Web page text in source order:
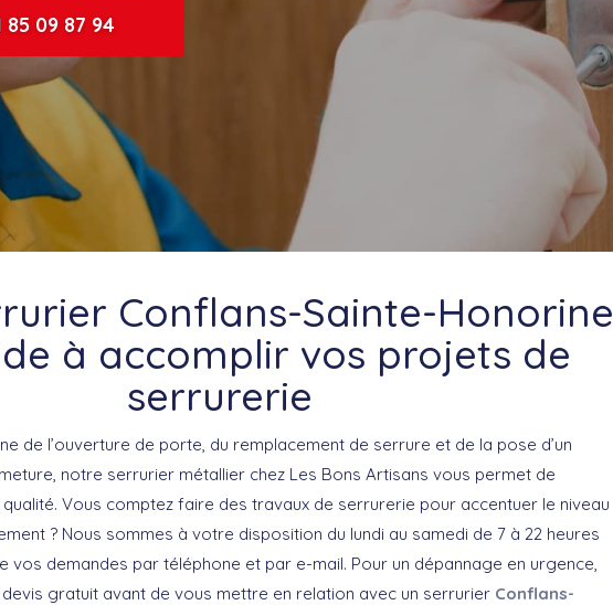
85 09 87 94
Conflans-Sainte-Honorine
à accomplir vos projets de
serrurerie
de l’ouverture de porte, du remplacement de serrure et de la pose d’un
notre serrurier métallier chez Les Bons Artisans vous permet de
qualité. Vous comptez faire des travaux de serrurerie pour accentuer le niveau
? Nous sommes à votre disposition du lundi au samedi de 7 à 22 heures
vos demandes par téléphone et par e-mail. Pour un dépannage en urgence,
gratuit avant de vous mettre en relation avec un serrurier Conflans-